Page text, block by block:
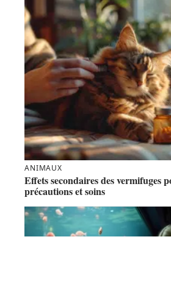
ANIMAUX
Effets secondaires des vermifuges
précautions et soins